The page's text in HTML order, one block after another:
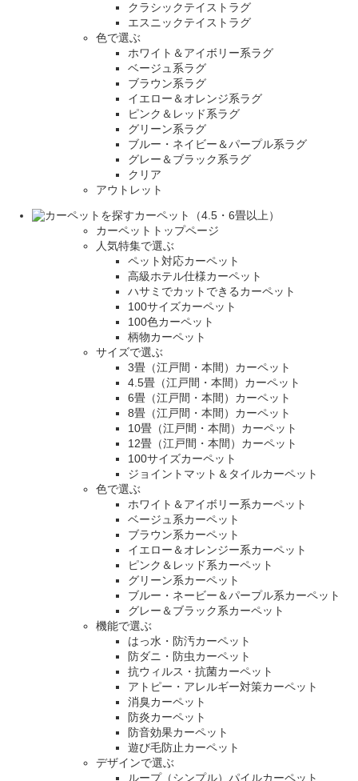
クラシックテイストラグ
エスニックテイストラグ
色で選ぶ
ホワイト＆アイボリー系ラグ
ベージュ系ラグ
ブラウン系ラグ
イエロー＆オレンジ系ラグ
ピンク＆レッド系ラグ
グリーン系ラグ
ブルー・ネイビー＆パープル系ラグ
グレー＆ブラック系ラグ
クリア
アウトレット
カーペット（4.5・6畳以上）
カーペットトップページ
人気特集で選ぶ
ペット対応カーペット
高級ホテル仕様カーペット
ハサミでカットできるカーペット
100サイズカーペット
100色カーペット
柄物カーペット
サイズで選ぶ
3畳（江戸間・本間）カーペット
4.5畳（江戸間・本間）カーペット
6畳（江戸間・本間）カーペット
8畳（江戸間・本間）カーペット
10畳（江戸間・本間）カーペット
12畳（江戸間・本間）カーペット
100サイズカーペット
ジョイントマット＆タイルカーペット
色で選ぶ
ホワイト＆アイボリー系カーペット
ベージュ系カーペット
ブラウン系カーペット
イエロー＆オレンジー系カーペット
ピンク＆レッド系カーペット
グリーン系カーペット
ブルー・ネービー＆パープル系カーペット
グレー＆ブラック系カーペット
機能で選ぶ
はっ水・防汚カーペット
防ダニ・防虫カーペット
抗ウィルス・抗菌カーペット
アトピー・アレルギー対策カーペット
消臭カーペット
防炎カーペット
防音効果カーペット
遊び毛防止カーペット
デザインで選ぶ
ループ（シンプル）パイルカーペット